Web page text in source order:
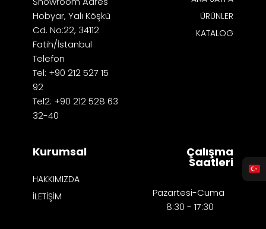
Hobyar, Yalı Köşkü
Cd. No:22, 34112
Fatih/İstanbul
Telefon
Tel: +90 212 527 15
92
Tel2: +90 212 528 63
32-40
ÜRÜNLER
KATALOG
Kurumsal
HAKKIMIZDA
İLETİŞİM
Çalışma
Saatleri
Pazartesi-Cuma
8:30 - 17:30​​